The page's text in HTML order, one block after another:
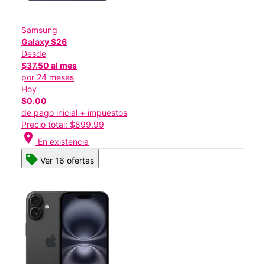
Samsung
Galaxy S26
Desde
$37.50 al mes
por 24 meses
Hoy
$0.00
de pago inicial + impuestos
Precio total: $899.99
location_on En existencia
Ver 16 ofertas